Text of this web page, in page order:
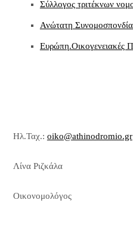
Σύλλογος τριτέκνων
Ανώτατη
Ευρώπη.Οικογενειακές
Ηλ.Ταχ.: oiko@athinodromio.gr
Λίνα Ριζκάλα
Οικονομολόγος